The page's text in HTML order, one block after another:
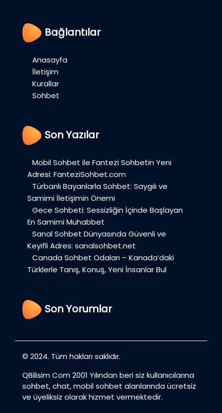
Bağlantılar
Anasayfa
İletişim
Kurallar
Sohbet
Son Yazılar
Mobil Sohbet ile Fantezi Sohbetin Yeni
Adresi: FanteziSohbet.com
Türbanlı Bayanlarla Sohbet: Saygılı ve
Samimi İletişimin Önemi
Gece Sohbeti: Sessizliğin İçinde Başlayan
En Samimi Muhabbet
Sanal Sohbet Dünyasında Güvenli ve
Keyifli Adres: sanalsohbet.net
Canada Sohbet Odaları – Kanada’daki
Türklerle Tanış, Konuş, Yeni İnsanlar Bul
Son Yorumlar
© 2024. Tüm hakları saklıdır.
QBilisim Com 2001 Yılından beri siz kullanıcılarına
sohbet, chat, mobil sohbet alanlarında ücretsiz
ve üyeliksiz olarak hizmet vermektedir.